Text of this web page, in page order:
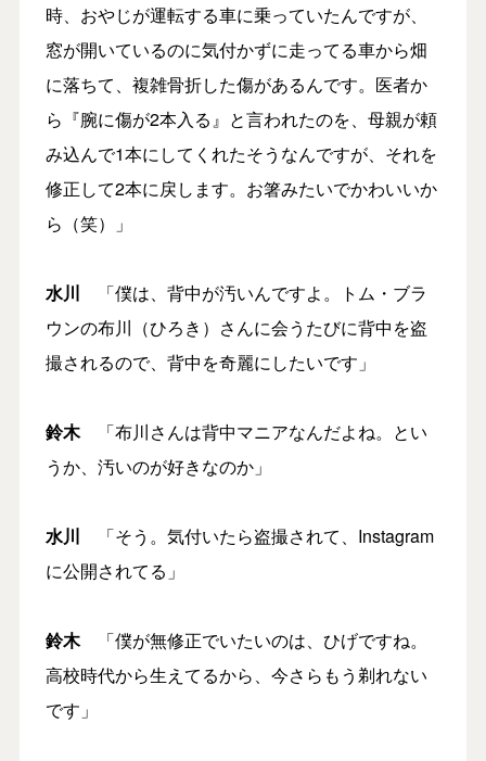
時、おやじが運転する車に乗っていたんですが、
窓が開いているのに気付かずに走ってる車から畑
に落ちて、複雑骨折した傷があるんです。医者か
ら『腕に傷が2本入る』と言われたのを、母親が頼
み込んで1本にしてくれたそうなんですが、それを
修正して2本に戻します。お箸みたいでかわいいか
ら（笑）」
水川 「僕は、背中が汚いんですよ。トム・ブラ
ウンの布川（ひろき）さんに会うたびに背中を盗
撮されるので、背中を奇麗にしたいです」
鈴木「布川さんは背中マニアなんだよね。とい
うか、汚いのが好きなのか」
水川 「そう。気付いたら盗撮されて、Instagram
に公開されてる」
鈴木「僕が無修正でいたいのは、ひげですね。
高校時代から生えてるから、今さらもう剃れない
です」